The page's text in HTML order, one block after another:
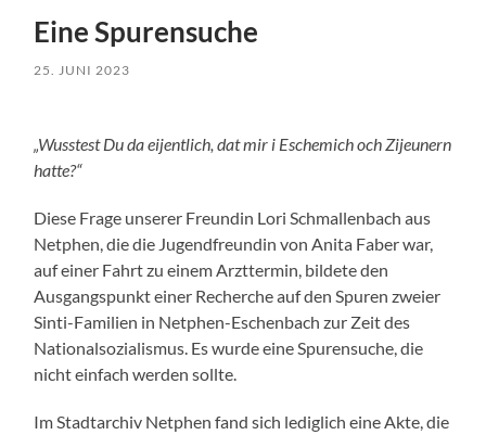
Eine Spurensuche
25. JUNI 2023
„Wusstest Du da eijentlich, dat mir i Eschemich och Zijeunern
hatte?“
Diese Frage unserer Freundin Lori Schmallenbach aus
Netphen, die die Jugendfreundin von Anita Faber war,
auf einer Fahrt zu einem Arzttermin, bildete den
Ausgangspunkt einer Recherche auf den Spuren zweier
Sinti-Familien in Netphen-Eschenbach zur Zeit des
Nationalsozialismus. Es wurde eine Spurensuche, die
nicht einfach werden sollte.
Im Stadtarchiv Netphen fand sich lediglich eine Akte, die